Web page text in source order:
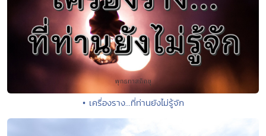
• เครื่องราง...ที่ท่านยังไม่รู้จัก